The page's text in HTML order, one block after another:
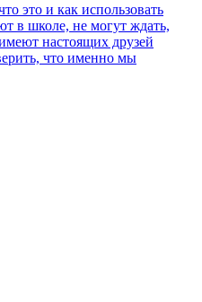
это и как использовать
в школе, не могут ждать,
настоящих друзей
что именно мы